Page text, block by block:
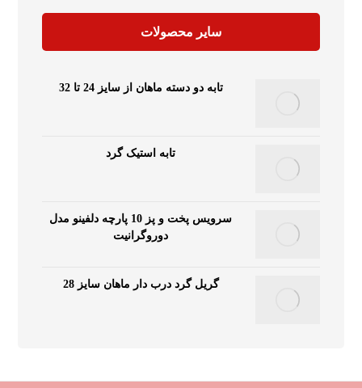
سایر محصولات
تابه دو دسته ماهان از سایز 24 تا 32
تابه استیک گرد
سرویس پخت و پز 10 پارچه دلفینو مدل
دوروگرانیت
گریل گرد درب دار ماهان سایز 28